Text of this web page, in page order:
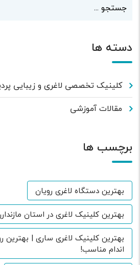
دسته ها
کلینیک تخصصی لاغری و زیبایی
مقالات آموزشی
برچسب ها
بهترین دستگاه لاغری رویان
بهترین کلینیک لاغری در استان
بهترین کلینیک لاغری ساری |
اندام مناسب!